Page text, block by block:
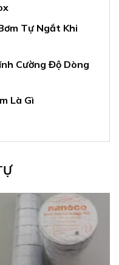
Tự Ngắt Khi
Cường Độ Dòng
Là Gì